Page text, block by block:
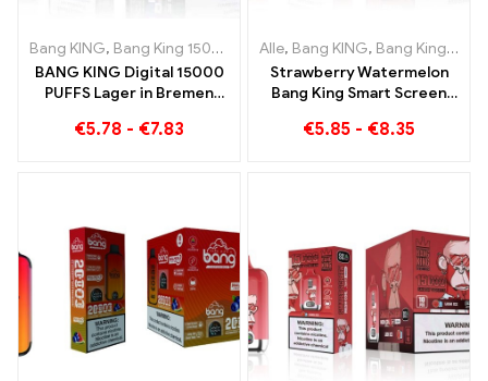
Bang KING, Bang King 15000 Puffs ,Einweg E-zigarette mit Nikotin
BANG KING Digital 15000
PUFFS Lager in Bremen
Genuss
€5.78 - €7.83
Alle, Bang KING, Bang King Smart Screen 15000 Puff
Strawberry Watermelon
Bang King Smart Screen
den entspannenden
€5.85 - €8.35